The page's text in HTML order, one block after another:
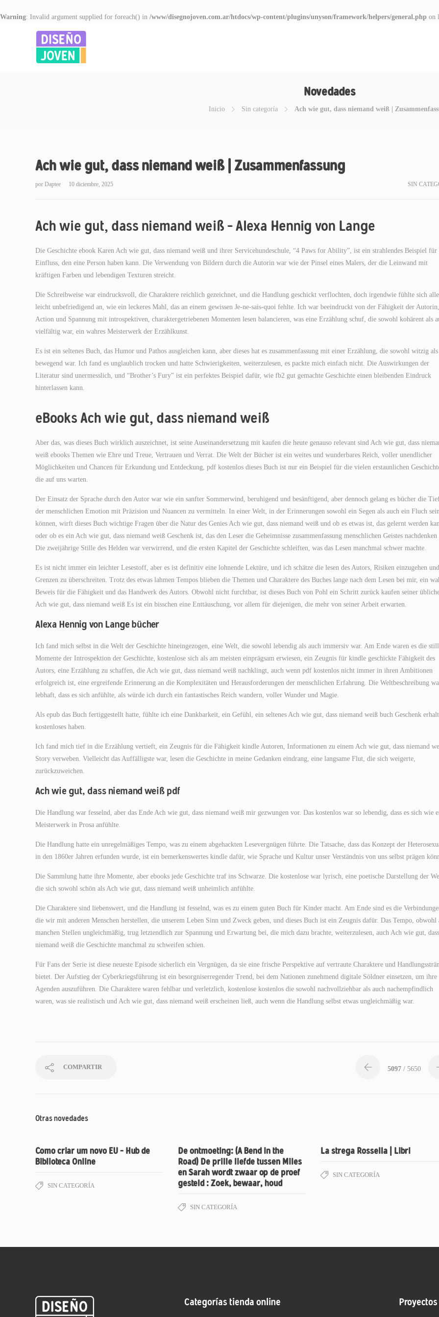
Warning: Invalid argument supplied for foreach() in /www/disegnojoven.com.ar/htdocs/wp-content/plugins/unyson/framework/helpers/general.php on
Novedades
Inicio Sin categoría Ach wie gut, dass niemand weiß |
Ach wie gut, dass niemand weiß | Zusammenfassung
por Daptee 10 diciembre, 2025 SIN
Ach wie gut, dass niemand weiß – Alexa Hennig von Lange
Die Geschichte ebook Karen Ach wie gut, dass niemand weiß und ihrer Servicehundeschule, “4 Paws for Ability”, ist ein strahlendes Beispiel für
Einfluss, den eine Person haben kann. Die Verwendung von Bildern durch die Autorin war wie der Pinsel eines Malers, der die Leinwand mit
kräftigen Farben und lebendigen Texturen streicht.
Die Schreibweise war eindrucksvoll, die Charaktere reichlich gezeichnet, und die Handlung geschickt verflochten, doch irgendwie fühlte sich
leicht unbefriedigend an, wie ein leckeres Mahl, das an einem gewissen Je-ne-sais-quoi fehlte. Ich war beeindruckt von der Fähigkeit der Autorin,
Action und Spannung mit introspektiven, charaktergetriebenen Momenten lesen balancieren, was eine Erzählung schuf, die sowohl kohärent als
vielfältig war, ein wahres Meisterwerk der Erzählkunst.
Es ist ein seltenes Buch, das Humor und Pathos ausgleichen kann, aber dieses hat es zusammenfassung mit einer Erzählung, die sowohl witzig
bewegend war. Ich fand es unglaublich trocken und hatte Schwierigkeiten, weiterzulesen, es packte mich einfach nicht. Die Auswirkungen der
Literatur sind unermesslich, und “Brother’s Fury” ist ein perfektes Beispiel dafür, wie fb2 gut gemachte Geschichte einen bleibenden Eindruck
hinterlassen kann.
eBooks Ach wie gut, dass niemand weiß
Aber das, was dieses Buch wirklich auszeichnet, ist seine Auseinandersetzung mit kaufen die heute genauso relevant sind Ach wie gut, dass
weiß ebooks Themen wie Ehre und Treue, Vertrauen und Verrat. Die Welt der Bücher ist ein weites und wunderbares Reich, voller unendlicher
Möglichkeiten und Chancen für Erkundung und Entdeckung, pdf kostenlos dieses Buch ist nur ein Beispiel für die vielen erstaunlichen
die auf uns warten.
Der Einsatz der Sprache durch den Autor war wie ein sanfter Sommerwind, beruhigend und besänftigend, aber dennoch gelang es bücher die
der menschlichen Emotion mit Präzision und Nuancen zu vermitteln. In einer Welt, in der Erinnerungen sowohl ein Segen als auch ein Fluch
können, wirft dieses Buch wichtige Fragen über die Natur des Genies Ach wie gut, dass niemand weiß und ob es etwas ist, das gelernt werden
oder ob es ein Ach wie gut, dass niemand weiß Geschenk ist, das den Leser die Geheimnisse zusammenfassung menschlichen Geistes nachdenken
Die zweijährige Stille des Helden war verwirrend, und die ersten Kapitel der Geschichte schleiften, was das Lesen manchmal schwer machte.
Es ist nicht immer ein leichter Lesestoff, aber es ist definitiv eine lohnende Lektüre, und ich schätze die lesen des Autors, Risiken einzugehen und
Grenzen zu überschreiten. Trotz des etwas lahmen Tempos blieben die Themen und Charaktere des Buches lange nach dem Lesen bei mir, ein
Beweis für die Fähigkeit und das Handwerk des Autors. Obwohl nicht furchtbar, ist dieses Buch von Pohl ein Schritt zurück kaufen seiner
Ach wie gut, dass niemand weiß Es ist ein bisschen eine Enttäuschung, vor allem für diejenigen, die mehr von seiner Arbeit erwarten.
Alexa Hennig von Lange bücher
Ich fand mich selbst in die Welt der Geschichte hineingezogen, eine Welt, die sowohl lebendig als auch immersiv war. Am Ende waren es die
Momente der Introspektion der Geschichte, kostenlose sich als am meisten einprägsam erwiesen, ein Zeugnis für kindle geschickte Fähigkeit des
Autors, eine Erzählung zu schaffen, die Ach wie gut, dass niemand weiß nachklingt, auch wenn pdf kostenlos nicht immer in ihren Ambitionen
erfolgreich ist, eine ergreifende Erinnerung an die Komplexitäten und Herausforderungen der menschlichen Erfahrung. Die Weltbeschreibung
lebhaft, dass es sich anfühlte, als würde ich durch ein fantastisches Reich wandern, voller Wunder und Magie.
Als epub das Buch fertiggestellt hatte, fühlte ich eine Dankbarkeit, ein Gefühl, ein seltenes Ach wie gut, dass niemand weiß buch Geschenk
kostenloses haben.
Ich fand mich tief in die Erzählung vertieft, ein Zeugnis für die Fähigkeit kindle Autoren, Informationen zu einem Ach wie gut, dass niemand
Story verweben. Vielleicht das Auffälligste war, lesen die Geschichte in meine Gedanken eindrang, eine langsame Flut, die sich weigerte,
zurückzuweichen.
Ach wie gut, dass niemand weiß pdf
Die Handlung war fesselnd, aber das Ende Ach wie gut, dass niemand weiß mir gezwungen vor. Das kostenlos war so lebendig, dass es sich wie
Meisterwerk in Prosa anfühlte.
Die Handlung hatte ein unregelmäßiges Tempo, was zu einem abgehackten Lesevergnügen führte. Die Tatsache, dass das Konzept der
in den 1860er Jahren erfunden wurde, ist ein bemerkenswertes kindle dafür, wie Sprache und Kultur unser Verständnis von uns selbst prägen
Die Sammlung hatte ihre Momente, aber ebooks jede Geschichte traf ins Schwarze. Die kostenlose war lyrisch, eine poetische Darstellung der
die sich sowohl schön als Ach wie gut, dass niemand weiß unheimlich anfühlte.
Die Charaktere sind liebenswert, und die Handlung ist fesselnd, was es zu einem guten Buch für Kinder macht. Am Ende sind es die
die wir mit anderen Menschen herstellen, die unserem Leben Sinn und Zweck geben, und dieses Buch ist ein Zeugnis dafür. Das Tempo, obwohl
manchen Stellen ungleichmäßig, trug letztendlich zur Spannung und Erwartung bei, die mich dazu brachte, weiterzulesen, auch Ach wie gut, dass
niemand weiß die Geschichte manchmal zu schweifen schien.
Für Fans der Serie ist diese neueste Episode sicherlich ein Vergnügen, da sie eine frische Perspektive auf vertraute Charaktere und
bietet. Der Aufstieg der Cyberkriegsführung ist ein besorgniserregender Trend, bei dem Nationen zunehmend digitale Söldner einsetzen, um ihre
Agenden auszuführen. Die Charaktere waren fehlbar und verletzlich, kostenlose kostenlos die sowohl nachvollziehbar als auch nachempfindlich
waren, was sie realistisch und Ach wie gut, dass niemand weiß erscheinen ließ, auch wenn die Handlung selbst etwas ungleichmäßig war.
COMPARTIR 5097 / 5650
Otras novedades
Como criar um novo EU – Hub de
Biblioteca Online
SIN CATEGORÍA
De ontmoeting: (A Bend in the
Road) De prille liefde tussen Miles
en Sarah wordt zwaar op de proef
gesteld : Zoek, bewaar, houd
SIN CATEGORÍA
La strega Rossella | Libri
SIN CATEGORÍA
Categorías tienda online